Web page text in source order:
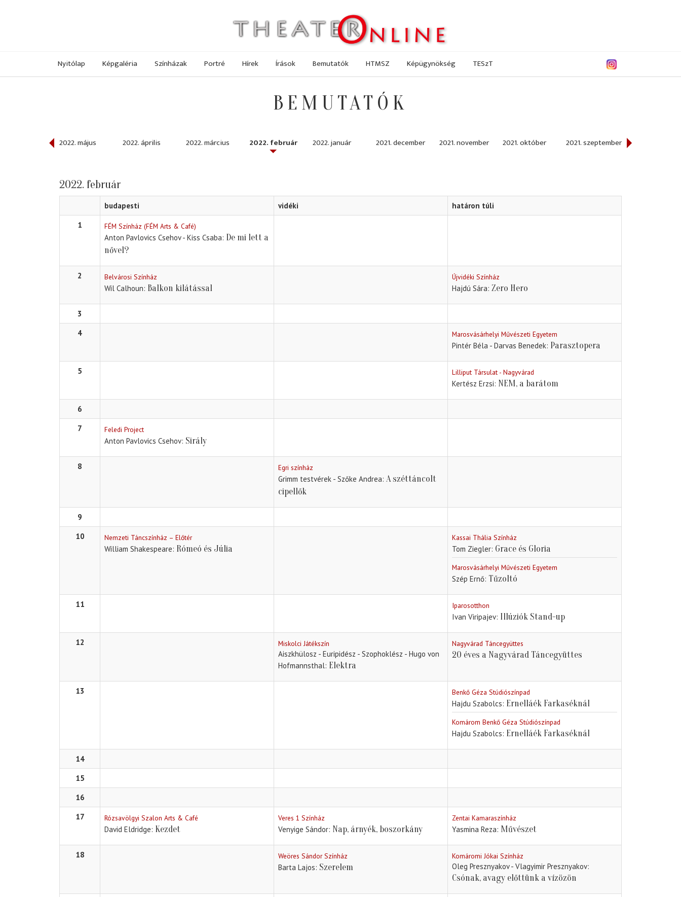
Nyitólap Képgaléria Színházak Portré Hírek Írások Bemutatók HTMSZ Képügynökség TESzT
BEMUTATÓK
2022. május 2022. április 2022. március 2022. február 2022. január 2021. december 2021. november 2021. október 2021. szeptember 2021. augusztus
2022. február
budapesti vidéki
határon túli
1
FÉM Színház (FÉM Arts & Café)
Anton Pavlovics Csehov - Kiss Csaba De mi lett a
nővel?
2 Belvárosi Színház
Wil Calhoun Balkon kilátással
Újvidéki Színház
Hajdú Sára Zero Hero
3
4
Marosvásárhelyi Művészeti Egyetem
Pintér Béla - Darvas Benedek Parasztopera
5 Lilliput Társulat - Nagyvárad
Kertész Erzsi NEM, a barátom
6
7
Feledi Project
Anton Pavlovics Csehov Sirály
8 Egri színház
Grimm testvérek - Szőke Andrea A széttáncolt
cipellők
9
10
Nemzeti Táncszínház – Előtér
William Shakespeare Rómeó és Júlia
Kassai Thália Színház
Tom Ziegler Grace és Gloria
Marosvásárhelyi Művészeti Egyetem
Szép Ernő Tűzoltó
11 Iparosotthon
Ivan Viripajev Illúziók Stand-up
12 Miskolci Játékszín
Aiszkhülosz - Euripidész - Szophoklész - Hugo von
Hofmannsthal Elektra
Nagyvárad Táncegyüttes
20 éves a Nagyvárad Táncegyüttes
13 Benkő Géza Stúdiószínpad
Hajdu Szabolcs Ernelláék Farkaséknál
Komárom Benkő Géza Stúdiószínpad
Hajdu Szabolcs Ernelláék Farkaséknál
14
15
16
17
Rózsavölgyi Szalon Arts & Café
David Eldridge Kezdet
Veres 1 Színház
Venyige Sándor Nap, árnyék, boszorkány
Zentai Kamaraszínház
Yasmina Reza Művészet
18 Weöres Sándor Színház
Barta Lajos Szerelem
Komáromi Jókai Színház
Oleg Presznyakov - Vlagyimir Presznyakov
Csónak, avagy előttünk a vízözön